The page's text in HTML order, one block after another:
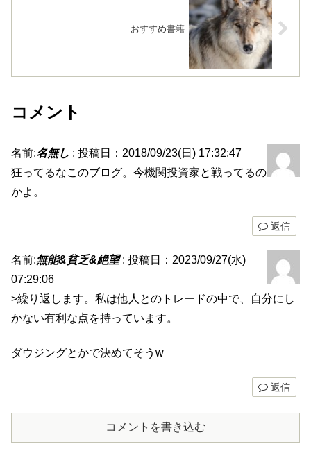
おすすめ書籍
コメント
名前:名無し : 投稿日：2018/09/23(日) 17:32:47
狂ってるなこのブログ。今機関投資家と戦ってるの
かよ。
返信
名前:無能&貧乏&絶望: 投稿日：2023/09/27(水)
07:29:06
>繰り返します。私は他人とのトレードの中で、自分にし
かない有利な点を持っています。
ダウジングとかで決めてそうw
返信
コメントを書き込む